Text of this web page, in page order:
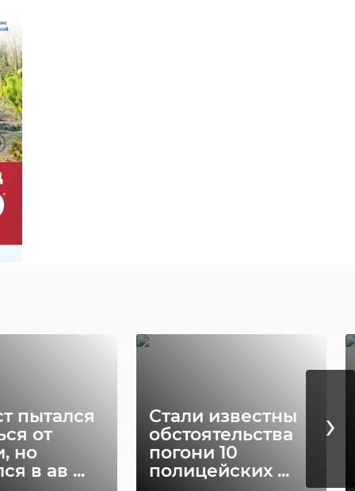
пытался
от
но
в ав ...
Стали известны
обстоятельства
погони 10
полицейских ...
›